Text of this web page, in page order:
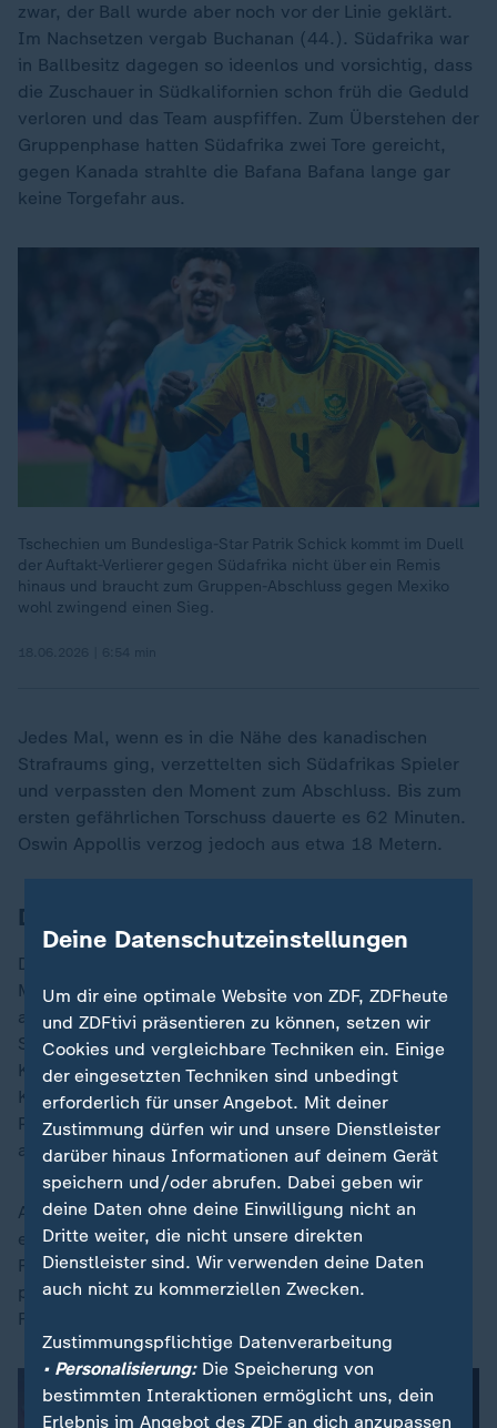
zwar, der Ball wurde aber noch vor der Linie geklärt.
Im Nachsetzen vergab Buchanan (44.). Südafrika war
in Ballbesitz dagegen so ideenlos und vorsichtig, dass
die Zuschauer in Südkalifornien schon früh die Geduld
verloren und das Team auspfiffen. Zum Überstehen der
Gruppenphase hatten Südafrika zwei Tore gereicht,
gegen Kanada strahlte die Bafana Bafana lange gar
keine Torgefahr aus.
Tschechien um Bundesliga-Star Patrik Schick kommt im Duell
der Auftakt-Verlierer gegen Südafrika nicht über ein Remis
hinaus und braucht zum Gruppen-Abschluss gegen Mexiko
wohl zwingend einen Sieg.
Jedes Mal, wenn es in die Nähe des kanadischen
Strafraums ging, verzettelten sich Südafrikas Spieler
und verpassten den Moment zum Abschluss. Bis zum
ersten gefährlichen Torschuss dauerte es 62 Minuten.
Oswin Appollis verzog jedoch aus etwa 18 Metern.
Davies sorgt sofort für Schwung
Die besseren Chancen hatte weiter Kanada. In der 65.
Minute lief Tani Oluwaseyi auf Williams zu, den
abgewehrten Ball klärte Mbekezeli Mbokazi in letzter
Sekunde vor dem heranstürmenden Jonathan David.
Kurz nach der Einwechslung von Davies hatten die
Kanadier die nächste Gelegenheit, der Schuss von
Promise David nach Vorarbeit des Bayern-Profis strich
aber am Tor vorbei (76.).
Als alles schon auf eine Verlängerung hindeutete,
erlöste Eustaquio die Kanadier mit einem platzierten
Flachschuss ins Eck. Für den 29-Jährigen war es
praktisch ein Heimspiel, spielt er doch für Los Angeles
FC in der Major League Soccer.
Deine Datenschutzeinstellungen
Um dir eine optimale Website von ZDF, ZDFheute
und ZDFtivi präsentieren zu können, setzen wir
Cookies und vergleichbare Techniken ein. Einige
der eingesetzten Techniken sind unbedingt
erforderlich für unser Angebot. Mit deiner
Zustimmung dürfen wir und unsere Dienstleister
darüber hinaus Informationen auf deinem Gerät
speichern und/oder abrufen. Dabei geben wir
deine Daten ohne deine Einwilligung nicht an
Dritte weiter, die nicht unsere direkten
Dienstleister sind. Wir verwenden deine Daten
auch nicht zu kommerziellen Zwecken.
Zustimmungspflichtige Datenverarbeitung
• Personalisierung:Die Speicherung von
bestimmten Interaktionen ermöglicht uns, dein
Erlebnis im Angebot des ZDF an dich anzupassen